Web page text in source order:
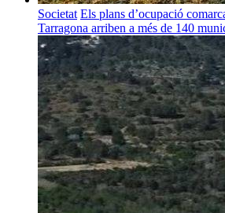
Societat Els plans d’ocupació
Tarragona arriben a més de 140